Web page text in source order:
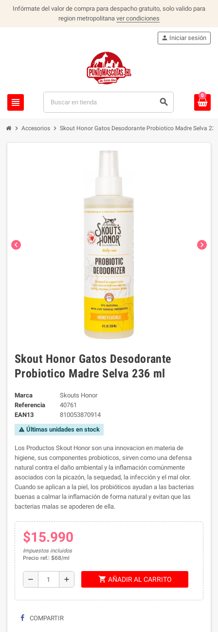
Infórmate del valor de compra para despacho gratuito, solo valido para
region metropolitana ver condiciones
view_headline search
person Iniciar sesión
0
chevron_right Accesorios chevron_right Skout Honor Gatos Desodorante Probiotico Madre Selva
chevron_left chevron_right
Skout Honor Gatos Desodorante
Probiotico Madre Selva 236 ml
Marca
Skouts Honor
Referencia
40761
EAN13
810053870914
warning Últimas unidades en stock
Los Productos Skout Honor son una innovacion en materia de
higiene, sus componentes probioticos, sirven como una defensa
natural contra el daño ambiental y la inflamación comúnmente
asociados con la picazón, la sequedad, la infección y el mal olor.
Cuando se aplican a la piel, los probióticos ayudan a las bacterias
buenas a calmar la inflamación de forma natural y evitan que las
bacterias malas se apoderen de ella.
$15.990
Impuestos incluidos
Precio ref.: $68/ml
remove add shopping_cart AÑADIR AL CARRITO
COMPARTIR